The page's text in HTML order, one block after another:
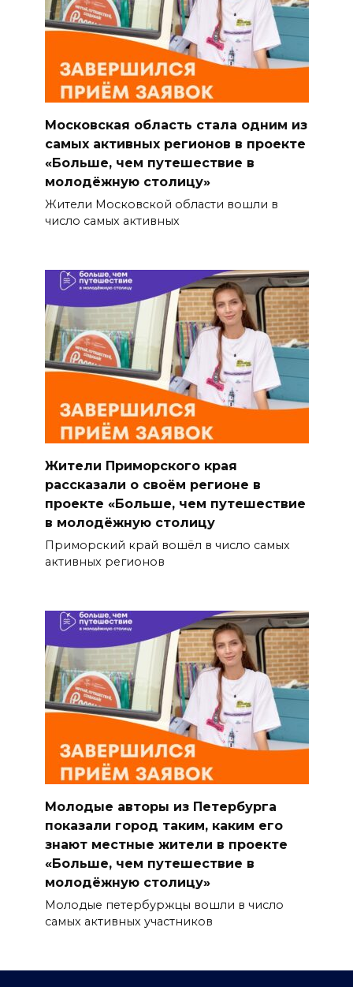
Московская область стала одним из
самых активных регионов в проекте
«Больше, чем путешествие в
молодёжную столицу»
Жители Московской области вошли в
число самых активных
Жители Приморского края
рассказали о своём регионе в
проекте «Больше, чем путешествие
в молодёжную столицу
Приморский край вошёл в число самых
активных регионов
Молодые авторы из Петербурга
показали город таким, каким его
знают местные жители в проекте
«Больше, чем путешествие в
молодёжную столицу»
Молодые петербуржцы вошли в число
самых активных участников